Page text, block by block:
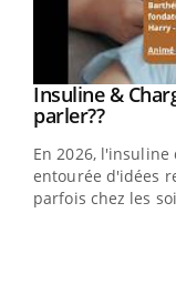
Youtube
Insuline &
parler??
En 2026,
entourée d'idées
parfois chez les